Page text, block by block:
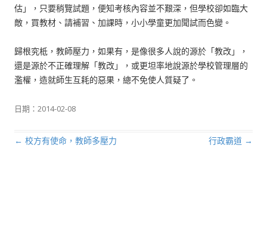
估」，只要稍覽試題，便知考核內容並不艱深，但學校卻如臨大
敵，買教材、請補習、加課時，小小學童更加聞試而色變。
歸根究柢，教師壓力，如果有，是像很多人說的源於「教改」，
還是源於不正確理解「教改」，或更坦率地說源於學校管理層的
濫權，造就師生互耗的惡果，總不免使人質疑了。
日期： 2014-02-08
文章導航列
← 校方有使命，教師多壓力 行政霸道 →